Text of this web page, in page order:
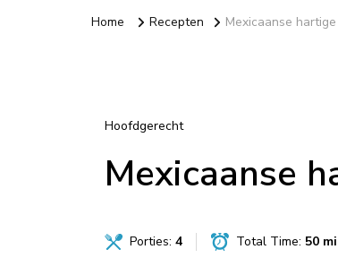
Home Recepten Mexicaanse
Hoofdgerecht
Mexicaanse
Porties: 4 Total Time: 50